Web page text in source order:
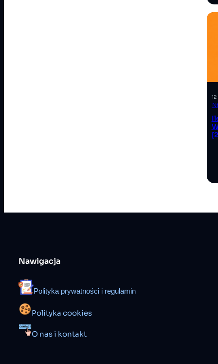
Nawigacja
Polityka prywatności i regulamin
Polityka cookies
O nas i kontakt